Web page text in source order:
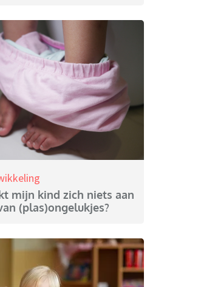
mijn kind zich niets aan
(plas)ongelukjes?